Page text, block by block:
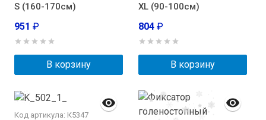
S (160-170см)
951 ₽
В корзину
XL (90-100см)
804 ₽
В корзину
Код артикула: К5347